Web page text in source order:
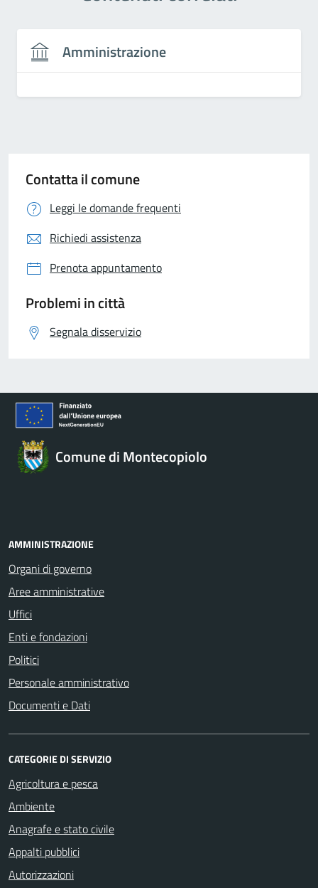
Amministrazione
Contatta il comune
Leggi le domande frequenti
Richiedi assistenza
Prenota appuntamento
Problemi in città
Segnala disservizio
Comune di Montecopiolo
AMMINISTRAZIONE
Organi di governo
Aree amministrative
Uffici
Enti e fondazioni
Politici
Personale amministrativo
Documenti e Dati
CATEGORIE DI SERVIZIO
Agricoltura e pesca
Ambiente
Anagrafe e stato civile
Appalti pubblici
Autorizzazioni